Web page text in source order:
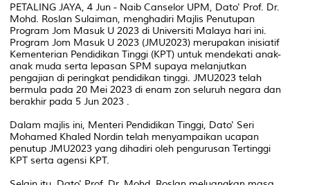
PETALING JAYA, 4 Jun - Naib Canselor UPM, Dato' Prof. Dr.
Mohd. Roslan Sulaiman, menghadiri Majlis Penutupan
Program Jom Masuk U 2023 di Universiti Malaya hari ini.
Program Jom Masuk U 2023 (JMU2023) merupakan inisiatif
Kementerian Pendidikan Tinggi (KPT) untuk mendekati anak-
anak muda serta lepasan SPM supaya melanjutkan
pengajian di peringkat pendidikan tinggi. JMU2023 telah
bermula pada 20 Mei 2023 di enam zon seluruh negara dan
berakhir pada 5 Jun 2023 .
Dalam majlis ini, Menteri Pendidikan Tinggi, Dato' Seri
Mohamed Khaled Nordin telah menyampaikan ucapan
penutup JMU2023 yang dihadiri oleh pengurusan Tertinggi
KPT serta agensi KPT.